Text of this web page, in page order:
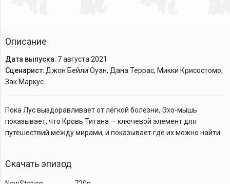
Описание
Дата выпуска: 7 августа 2021
Сценарист: Джон Бейли Оуэн, Дана Террас, Микки Крисостомо,
Зак Маркус
Пока Лус выздоравливает от лёгкой болезни, Эхо-мышь
показывает, что Кровь Титана — ключевой элемент для
путешествий между мирами, и показывает где их можно найти.
Скачать эпизод